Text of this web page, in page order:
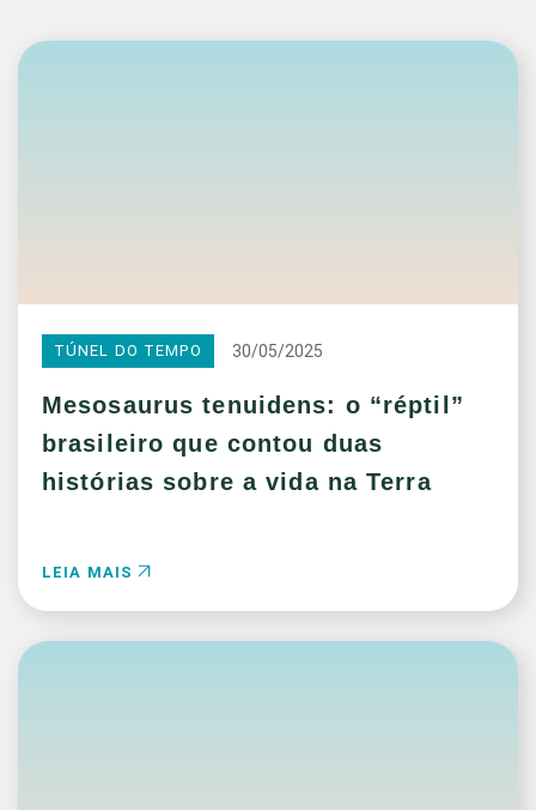
TÚNEL DO TEMPO 30/05/2025
Mesosaurus tenuidens: o “réptil”
brasileiro que contou duas
histórias sobre a vida na Terra
LEIA MAIS